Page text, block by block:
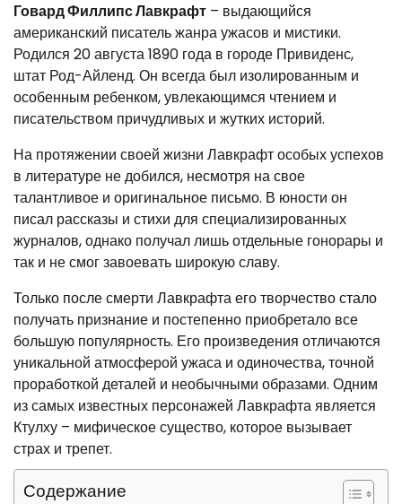
Говард Филлипс Лавкрафт – выдающийся
американский писатель жанра ужасов и мистики.
Родился 20 августа 1890 года в городе Привиденс,
штат Род-Айленд. Он всегда был изолированным и
особенным ребенком, увлекающимся чтением и
писательством причудливых и жутких историй.
На протяжении своей жизни Лавкрафт особых успехов
в литературе не добился, несмотря на свое
талантливое и оригинальное письмо. В юности он
писал рассказы и стихи для специализированных
журналов, однако получал лишь отдельные гонорары и
так и не смог завоевать широкую славу.
Только после смерти Лавкрафта его творчество стало
получать признание и постепенно приобретало все
большую популярность. Его произведения отличаются
уникальной атмосферой ужаса и одиночества, точной
проработкой деталей и необычными образами. Одним
из самых известных персонажей Лавкрафта является
Ктулху – мифическое существо, которое вызывает
страх и трепет.
Содержание